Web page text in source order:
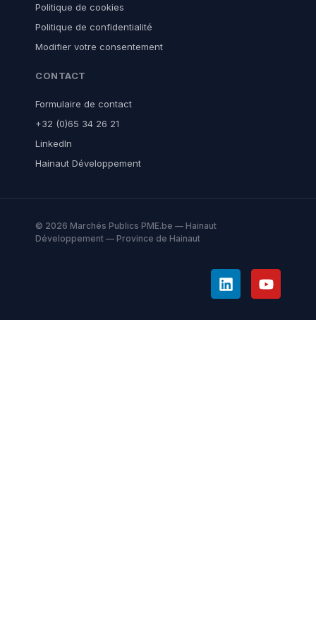
Politique de cookies
Politique de confidentialité
Modifier votre consentement
CONTACT
Formulaire de contact
+32 (0)65 34 26 21
LinkedIn
Hainaut Développement
© 2026 Marchés Publics PME.be — Hainaut
Développement — Province de Hainaut